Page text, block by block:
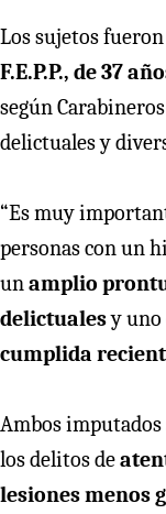
Los sujetos
F.E.P.P., de 37
según
delictuales y
“Es muy
personas con un
unamplio
delictualesy uno
cumplida
Ambos
los delitos de
lesiones menos